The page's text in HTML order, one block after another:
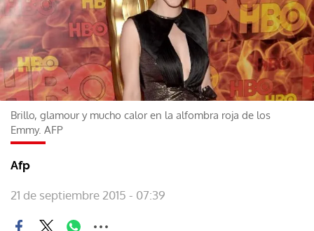
Brillo, glamour y mucho calor en la alfombra roja de los
Emmy. AFP
Afp
21 de septiembre 2015 - 07:39